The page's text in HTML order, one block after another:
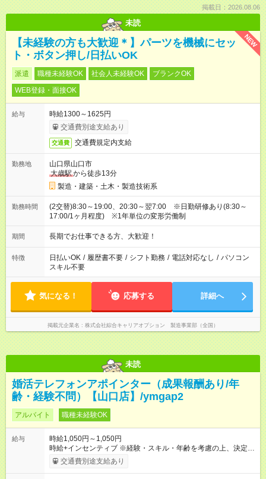
掲載日：2026.08.06
未読
NEW
【未経験の方も大歓迎＊】パーツを機械にセッ
ト・ボタン押し/日払いOK
派遣 職種未経験OK 社会人未経験OK
ブランクOK
WEB登録・面接OK
給与
時給1300～1625円
交通費別途支給あり
交通費 交通費規定内支給
勤務地
山口県山口市
大歳駅から徒歩13分
製造・建築・土木・製造技術系
勤務時間
(2交替)8:30～19:00、20:30～翌7:00 ※日勤研修あり(8:30～
17:00/1ヶ月程度) ※1年単位の変形労働制
期間 長期でお仕事できる方、大歓迎！
特徴 日払いOK / 履歴書不要 / シフト勤務 / 電話対応なし / パソコン
スキル不要
気になる！ 応募する 詳細へ
掲載元企業名 株式会社綜合キャリアオプション 製造事業部（全国）
未読
婚活テレフォンアポインター（成果報酬あり/年
齢・経験不問）【山口店】/ymgap2
アルバイト 職種未経験OK
給与
時給1,050円～1,050円
時給+インセンティブ ※経験・スキル・年齢を考慮の上、決定し
ます。 《成果に応じたインセンティブ支給例》 テレアポ未経
験、入社5ヶ月目の女性パートさんが、時給に加えて、月7万円
交通費別途支給あり